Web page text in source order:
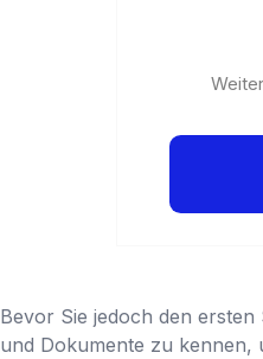
Bevor Sie jedoch den
und Dokumente zu kennen,